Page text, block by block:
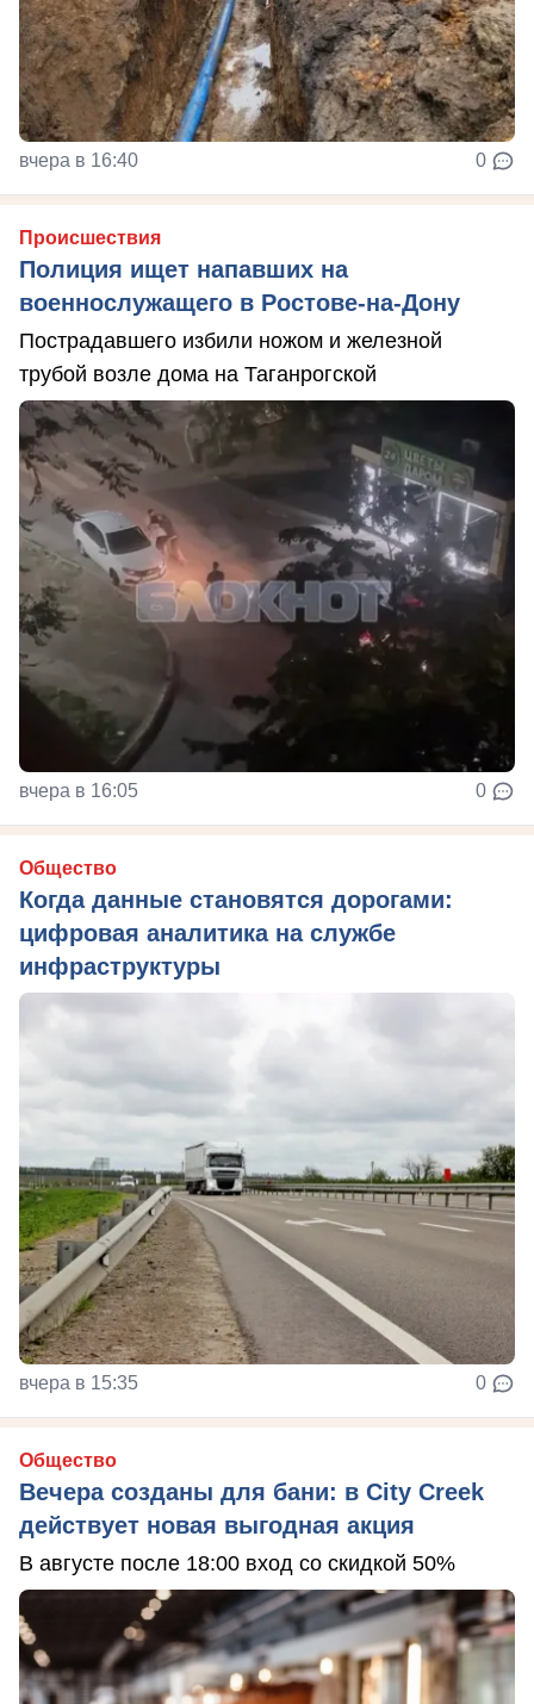
вчера в 16:40 0
Происшествия
Полиция ищет напавших на
военнослужащего в Ростове-на-Дону
Пострадавшего избили ножом и железной
трубой возле дома на Таганрогской
вчера в 16:05 0
Общество
Когда данные становятся дорогами:
цифровая аналитика на службе
инфраструктуры
вчера в 15:35 0
Общество
Вечера созданы для бани: в City Creek
действует новая выгодная акция
В августе после 18:00 вход со скидкой 50%